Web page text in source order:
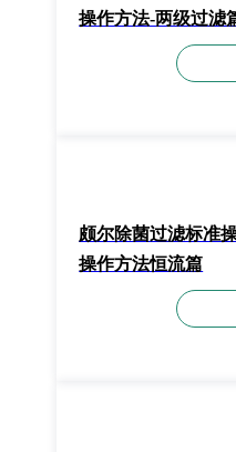
操作方法-两级过滤
颇尔除菌过滤标准
操作方法恒流篇